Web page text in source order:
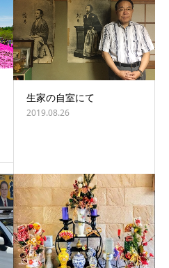
生家の自室にて
2019.08.26